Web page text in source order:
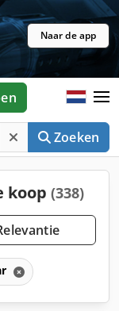
Naar de app
Zoeken
koop (338)